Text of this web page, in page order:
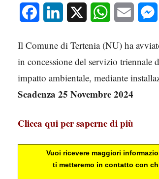
Facebook LinkedIn WhatsAppEmail
Il Comune di Tertenia (NU) ha
in concessione del servizio triennale
impatto ambientale, mediante
Scadenza 25 Novembre 2024
Clicca qui per saperne di più
Vuoi ricevere maggiori
ti metteremo in contatto con